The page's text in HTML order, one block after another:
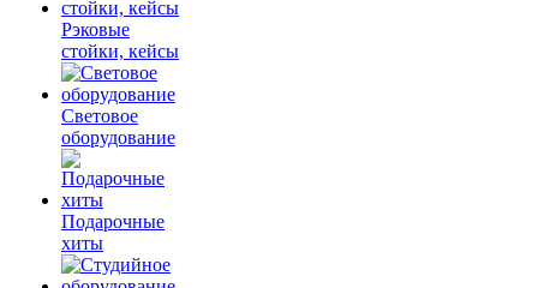
Рэковые
стойки, кейсы
Световое
оборудование
Подарочные
хиты